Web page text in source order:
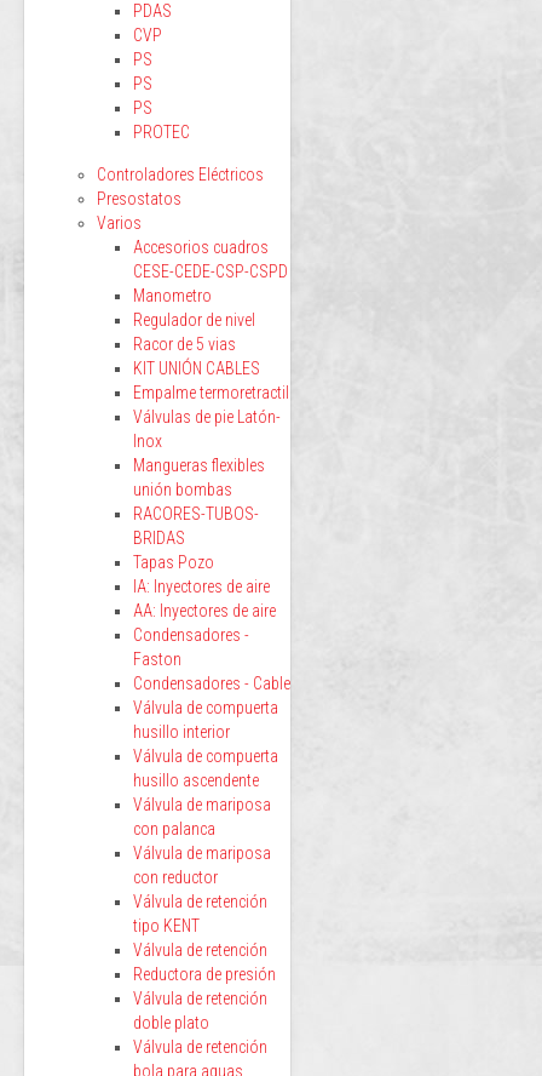
PDAS
CVP
PS
PS
PS
PROTEC
Controladores Eléctricos
Presostatos
Varios
Accesorios cuadros
CESE-CEDE-CSP-CSPD
Manometro
Regulador de nivel
Racor de 5 vias
KIT UNIÓN CABLES
Empalme termoretractil
Válvulas de pie Latón-
Inox
Mangueras flexibles
unión bombas
RACORES-TUBOS-
BRIDAS
Tapas Pozo
IA: Inyectores de aire
AA: Inyectores de aire
Condensadores -
Faston
Condensadores - Cable
Válvula de compuerta
husillo interior
Válvula de compuerta
husillo ascendente
Válvula de mariposa
con palanca
Válvula de mariposa
con reductor
Válvula de retención
tipo KENT
Válvula de retención
Reductora de presión
Válvula de retención
doble plato
Válvula de retención
bola para aguas